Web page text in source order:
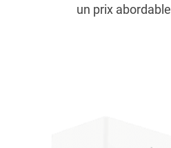
un prix abordable